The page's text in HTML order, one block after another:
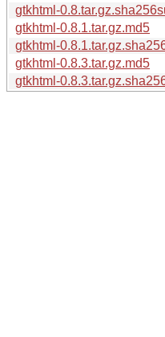
gtkhtml-
gtkhtml-0.8.1.tar.gz.md5
gtkhtml-
gtkhtml-0.8.3.tar.gz.md5
gtkhtml-